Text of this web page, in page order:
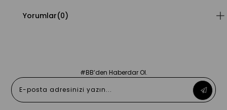
Yorumlar(0)
#BB’den Haberdar Ol.